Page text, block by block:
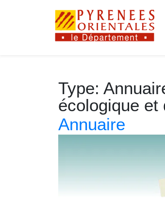
Type:
écologique et
Annuaire